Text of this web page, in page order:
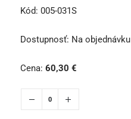
Kód: 005-031S
Dostupnosť: Na objednávku
Cena: 60,30 €